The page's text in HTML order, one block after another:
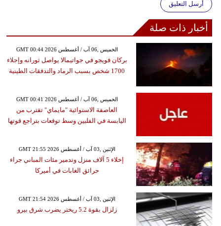
أرسل التعليق
أخبار ذات صلة
GMT 00:44 2026 الخميس ,06 آب / أغسطس
بركان فويجو في جواتيمالا يواصل ثورانه وإجلاء
1700 شخص بسبب الرماد والتدفقات الطينية
GMT 00:41 2026 الخميس ,06 آب / أغسطس
العاصفة الاستوائية "مايماي" تقترب من
اليابسة في الفلبين وسط توقعات بتراجع قوتها
GMT 21:55 2026 الإثنين ,03 آب / أغسطس
إخلاء 5 آلاف منزل وتدمير مئات المباني جراء
حرائق الغابات في أميركا
GMT 21:54 2026 الإثنين ,03 آب / أغسطس
زلزال بقوة 5.2 ريختر يضرب شرق بيرو